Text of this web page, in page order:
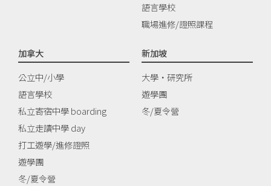
語言學校
職場進修/證照課程
加拿大
公立中/小學
語言學校
私立寄宿中學 boarding
私立走讀中學 day
打工遊學/進修證照
遊學團
冬/夏令營
新加坡
大學‧研究所
遊學團
冬/夏令營